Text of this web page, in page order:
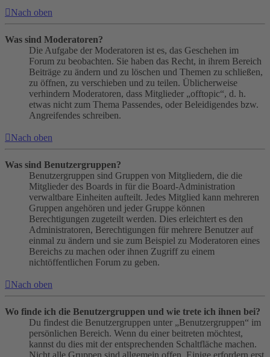
Nach oben
Was sind Moderatoren?
Die Aufgabe der Moderatoren ist es, das Geschehen im
Forum zu beobachten. Sie haben das Recht, in ihrem Bereich
Beiträge zu ändern und zu löschen und Themen zu schließen,
zu öffnen, zu verschieben und zu teilen. Üblicherweise
verhindern Moderatoren, dass Mitglieder „offtopic“, d. h.
etwas nicht zum Thema Passendes, oder Beleidigendes bzw.
Angreifendes schreiben.
Nach oben
Was sind Benutzergruppen?
Benutzergruppen sind Gruppen von Mitgliedern, die die
Mitglieder des Boards in für die Board-Administration
verwaltbare Einheiten aufteilt. Jedes Mitglied kann mehreren
Gruppen angehören und jeder Gruppe können
Berechtigungen zugeteilt werden. Dies erleichtert es den
Administratoren, Berechtigungen für mehrere Benutzer auf
einmal zu ändern und sie zum Beispiel zu Moderatoren eines
Bereichs zu machen oder ihnen Zugriff zu einem
nichtöffentlichen Forum zu geben.
Nach oben
Wo finde ich die Benutzergruppen und wie trete ich ihnen bei?
Du findest die Benutzergruppen unter „Benutzergruppen“ im
persönlichen Bereich. Wenn du einer beitreten möchtest,
kannst du dies mit der entsprechenden Schaltfläche machen.